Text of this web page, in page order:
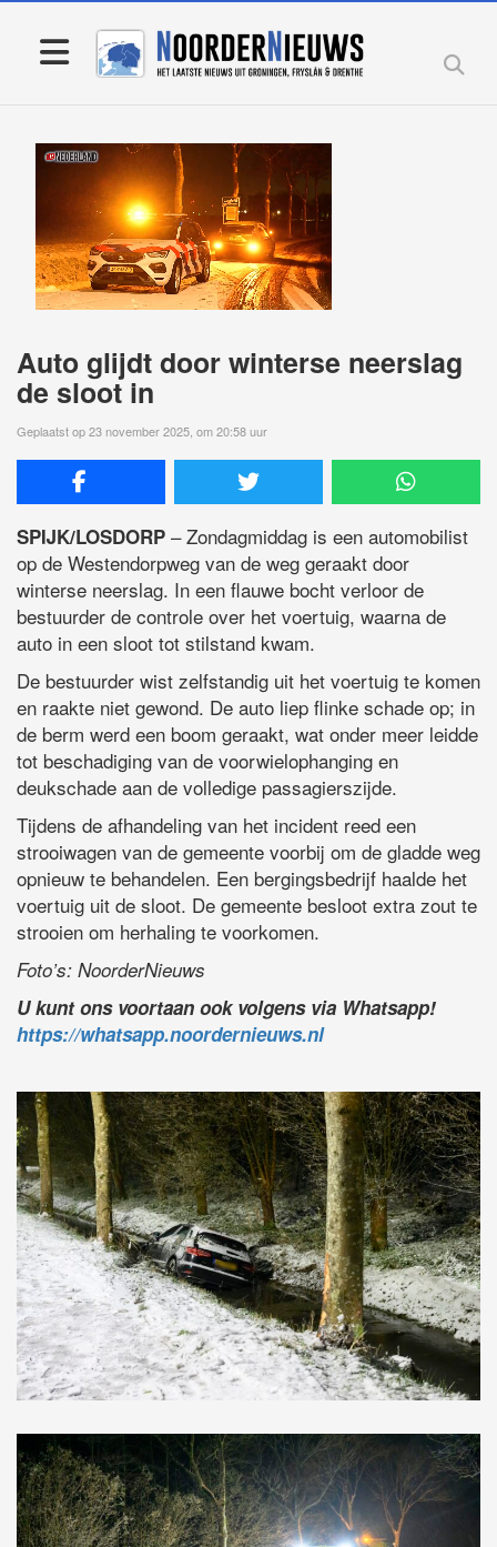
Auto glijdt door winterse neerslag
de sloot in
Geplaatst op 23 november 2025, om 20:58 uur
SPIJK/LOSDORP – Zondagmiddag is een automobilist
op de Westendorpweg van de weg geraakt door
winterse neerslag. In een flauwe bocht verloor de
bestuurder de controle over het voertuig, waarna de
auto in een sloot tot stilstand kwam.
De bestuurder wist zelfstandig uit het voertuig te komen
en raakte niet gewond. De auto liep flinke schade op; in
de berm werd een boom geraakt, wat onder meer leidde
tot beschadiging van de voorwielophanging en
deukschade aan de volledige passagierszijde.
Tijdens de afhandeling van het incident reed een
strooiwagen van de gemeente voorbij om de gladde weg
opnieuw te behandelen. Een bergingsbedrijf haalde het
voertuig uit de sloot. De gemeente besloot extra zout te
strooien om herhaling te voorkomen.
Foto’s: NoorderNieuws
U kunt ons voortaan ook volgens via Whatsapp!
https://whatsapp.noordernieuws.nl